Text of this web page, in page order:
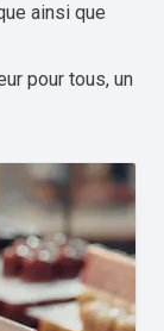
ainsi que
pour tous, un